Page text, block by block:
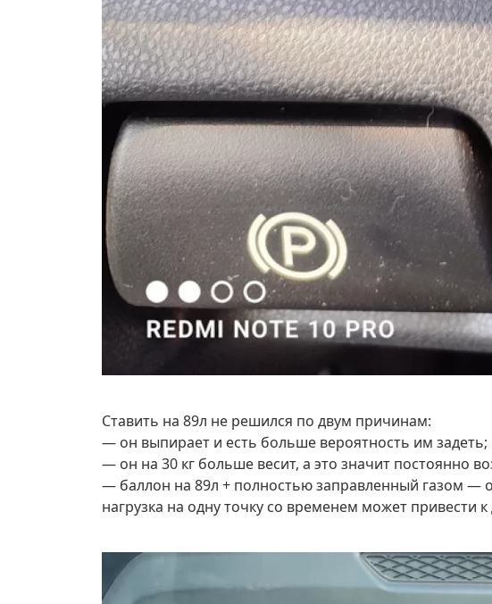
Ставить на 89л не решился по двум причинам:
— он выпирает и есть больше вероятность им задеть;
— он на 30 кг больше весит, а это значит постоянно
— баллон на 89л + полностью заправленный газом —
нагрузка на одну точку со временем может привести